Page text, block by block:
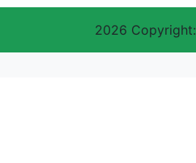
2026 Copyright: